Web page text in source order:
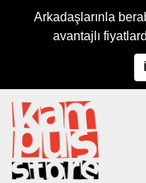
Arkadaşlarınla
avantajlı